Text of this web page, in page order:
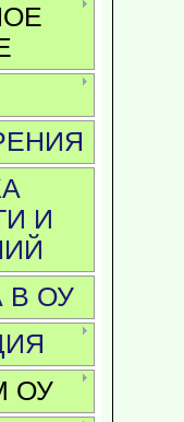
И
В ОУ
ОУ